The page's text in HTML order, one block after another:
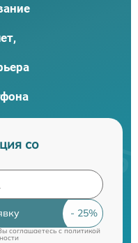
со
соглашаетесь cполитикой